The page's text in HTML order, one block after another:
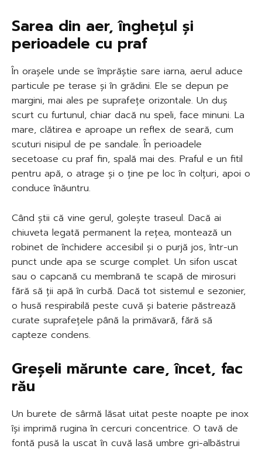
Sarea din aer, înghețul și
perioadele cu praf
În orașele unde se împrăștie sare iarna, aerul aduce
particule pe terase și în grădini. Ele se depun pe
margini, mai ales pe suprafețe orizontale. Un duș
scurt cu furtunul, chiar dacă nu speli, face minuni. La
mare, clătirea e aproape un reflex de seară, cum
scuturi nisipul de pe sandale. În perioadele
secetoase cu praf fin, spală mai des. Praful e un fitil
pentru apă, o atrage și o ține pe loc în colțuri, apoi o
conduce înăuntru.
Când știi că vine gerul, golește traseul. Dacă ai
chiuveta legată permanent la rețea, montează un
robinet de închidere accesibil și o purjă jos, într-un
punct unde apa se scurge complet. Un sifon uscat
sau o capcană cu membrană te scapă de mirosuri
fără să ții apă în curbă. Dacă tot sistemul e sezonier,
o husă respirabilă peste cuvă și baterie păstrează
curate suprafețele până la primăvară, fără să
capteze condens.
Greșeli mărunte care, încet, fac
rău
Un burete de sârmă lăsat uitat peste noapte pe inox
își imprimă rugina în cercuri concentrice. O tavă de
fontă pusă la uscat în cuvă lasă umbre gri-albăstrui